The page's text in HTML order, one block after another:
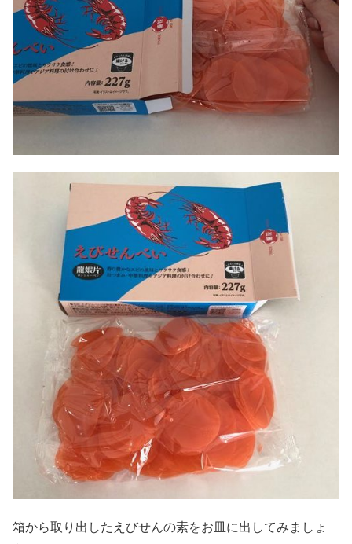
箱から取り出したえびせんの素をお皿に出してみましょ